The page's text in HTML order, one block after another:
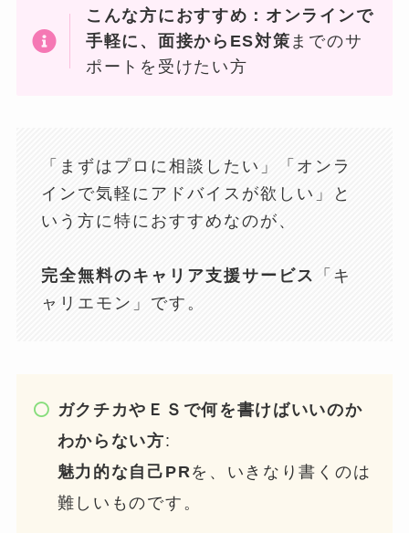
こんな方におすすめ：オンラインで
手軽に、面接からES対策 までのサ
ポートを受けたい方
「まずはプロに相談したい」「オンラ
インで気軽にアドバイスが欲しい」と
いう方に特におすすめなのが、
完全無料のキャリア支援サービス
「キ
ャリエモン」です。
ガクチカやＥＳで何を書けばいいのか
わからない方:
魅力的な自己PRを、いきなり書くのは
難しいものです。